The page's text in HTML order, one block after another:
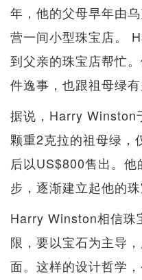
年，他的父母早年由
营一间小型珠宝店。
到父亲的珠宝店帮忙
件逸事，也跟祖母绿有
据说，Harry Winston
颗重2克拉的祖母绿，
后以US$800售出。
步，逐渐建立起他的珠
Harry Winston相信珠
限，要以宝石为主导
面。这样的设计哲学